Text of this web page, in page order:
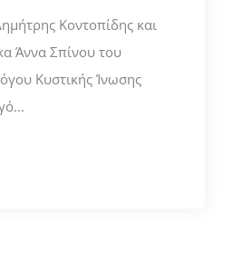
Κοντοπίδης και
Άννα Σπίνου του
Κυστικής Ίνωσης